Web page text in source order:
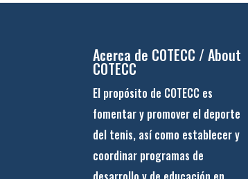
Acerca de COTECC / About
COTECC
El propósito de COTECC es
fomentar y promover el deporte
del tenis, así como establecer y
coordinar programas de